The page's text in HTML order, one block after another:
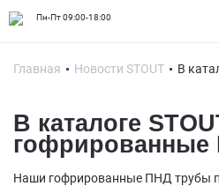
Пн-Пт 09:00-18:00
Главная Новости STOUT В
В каталоге
Наши гофрированные ПНД трубы